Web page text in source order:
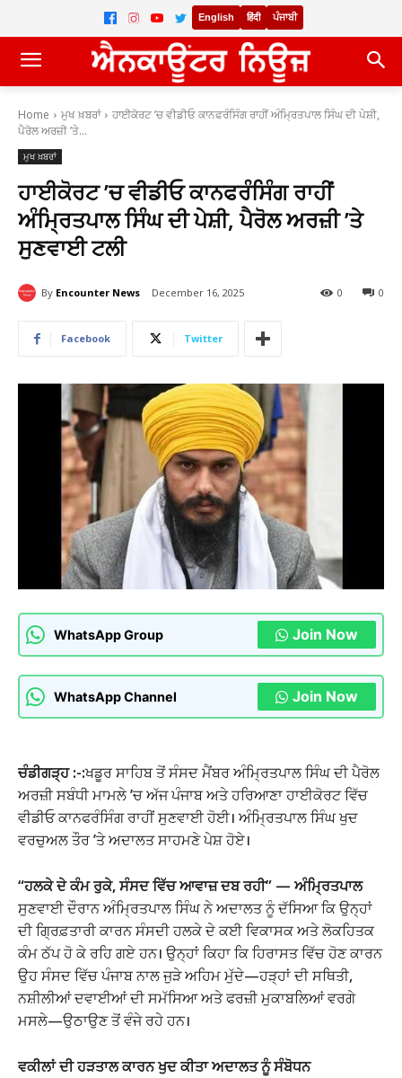
English हिंदी ਪੰਜਾਬੀ
Home ਮੁਖ ਖ਼ਬਰਾਂ
ਹਾਈਕੋਰਟ ’ਚ ਵੀਡੀਓ ਕਾਨਫਰੰਸਿੰਗ ਰਾਹੀਂ ਅੰਮ੍ਰਿਤਪਾਲ ਸਿੰਘ ਦੀ ਪੇਸ਼ੀ,
ਪੈਰੋਲ ਅਰਜ਼ੀ ’ਤੇ...
ਮੁਖ ਖ਼ਬਰਾਂ
ਹਾਈਕੋਰਟ ’ਚ ਵੀਡੀਓ ਕਾਨਫਰੰਸਿੰਗ ਰਾਹੀਂ
ਅੰਮ੍ਰਿਤਪਾਲ ਸਿੰਘ ਦੀ ਪੇਸ਼ੀ, ਪੈਰੋਲ ਅਰਜ਼ੀ ’ਤੇ
ਸੁਣਵਾਈ ਟਲੀ
By Encounter News December 16, 2025 0
0
Facebook Twitter
WhatsApp Group Join Now
WhatsApp Channel Join Now
ਚੰਡੀਗੜ੍ਹ :-:ਖਡੂਰ ਸਾਹਿਬ ਤੋਂ ਸੰਸਦ ਮੈਂਬਰ ਅੰਮ੍ਰਿਤਪਾਲ ਸਿੰਘ ਦੀ ਪੈਰੋਲ
ਅਰਜ਼ੀ ਸਬੰਧੀ ਮਾਮਲੇ ’ਚ ਅੱਜ ਪੰਜਾਬ ਅਤੇ ਹਰਿਆਣਾ ਹਾਈਕੋਰਟ ਵਿੱਚ
ਵੀਡੀਓ ਕਾਨਫਰੰਸਿੰਗ ਰਾਹੀਂ ਸੁਣਵਾਈ ਹੋਈ। ਅੰਮ੍ਰਿਤਪਾਲ ਸਿੰਘ ਖੁਦ
ਵਰਚੁਅਲ ਤੌਰ ’ਤੇ ਅਦਾਲਤ ਸਾਹਮਣੇ ਪੇਸ਼ ਹੋਏ।
“ਹਲਕੇ ਦੇ ਕੰਮ ਰੁਕੇ, ਸੰਸਦ ਵਿੱਚ ਆਵਾਜ਼ ਦਬ ਰਹੀ” — ਅੰਮ੍ਰਿਤਪਾਲ
ਸੁਣਵਾਈ ਦੌਰਾਨ ਅੰਮ੍ਰਿਤਪਾਲ ਸਿੰਘ ਨੇ ਅਦਾਲਤ ਨੂੰ ਦੱਸਿਆ ਕਿ ਉਨ੍ਹਾਂ
ਦੀ ਗ੍ਰਿਫ਼ਤਾਰੀ ਕਾਰਨ ਸੰਸਦੀ ਹਲਕੇ ਦੇ ਕਈ ਵਿਕਾਸਕ ਅਤੇ ਲੋਕਹਿਤਕ
ਕੰਮ ਠੱਪ ਹੋ ਕੇ ਰਹਿ ਗਏ ਹਨ। ਉਨ੍ਹਾਂ ਕਿਹਾ ਕਿ ਹਿਰਾਸਤ ਵਿੱਚ ਹੋਣ ਕਾਰਨ
ਉਹ ਸੰਸਦ ਵਿੱਚ ਪੰਜਾਬ ਨਾਲ ਜੁੜੇ ਅਹਿਮ ਮੁੱਦੇ—ਹੜ੍ਹਾਂ ਦੀ ਸਥਿਤੀ,
ਨਸ਼ੀਲੀਆਂ ਦਵਾਈਆਂ ਦੀ ਸਮੱਸਿਆ ਅਤੇ ਫਰਜ਼ੀ ਮੁਕਾਬਲਿਆਂ ਵਰਗੇ
ਮਸਲੇ—ਉਠਾਉਣ ਤੋਂ ਵੰਜੇ ਰਹੇ ਹਨ।
ਵਕੀਲਾਂ ਦੀ ਹੜਤਾਲ ਕਾਰਨ ਖੁਦ ਕੀਤਾ ਅਦਾਲਤ ਨੂੰ ਸੰਬੋਧਨ